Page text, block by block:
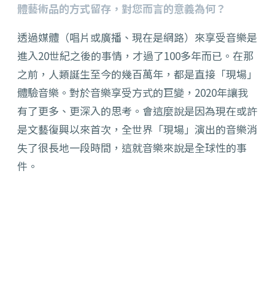
體藝術品的方式留存，對您而言的意義為何？
透過媒體（唱片或廣播、現在是網路）來享受音樂是
進入20世紀之後的事情，才過了100多年而已。在那
之前，人類誕生至今的幾百萬年，都是直接「現場」
體驗音樂。對於音樂享受方式的巨變，2020年讓我
有了更多、更深入的思考。會這麼說是因為現在或許
是文藝復興以來首次，全世界「現場」演出的音樂消
失了很長地一段時間，這就音樂來說是全球性的事
件。